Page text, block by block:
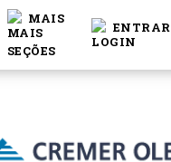
MAIS
ENTRAR